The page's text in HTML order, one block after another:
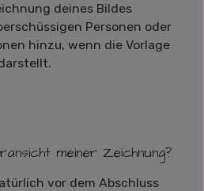
deines Bildes
Personen oder
hinzu, wenn die Vorlage
meiner Zeichnung?
vor dem Abschluss